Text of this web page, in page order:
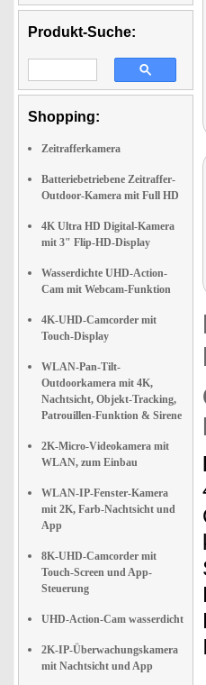
Produkt-Suche:
Shopping:
Zeitrafferkamera
Batteriebetriebene Zeitraffer-
Outdoor-Kamera mit Full HD
4K Ultra HD Digital-Kamera
mit 3" Flip-HD-Display
Wasserdichte UHD-Action-
Cam mit Webcam-Funktion
4K-UHD-Camcorder mit
Touch-Display
WLAN-Pan-Tilt-
Outdoorkamera mit 4K,
Nachtsicht, Objekt-Tracking,
Patrouillen-Funktion & Sirene
2K-Micro-Videokamera mit
WLAN, zum Einbau
WLAN-IP-Fenster-Kamera
mit 2K, Farb-Nachtsicht und
App
8K-UHD-Camcorder mit
Touch-Screen und App-
Steuerung
UHD-Action-Cam wasserdicht
2K-IP-Überwachungskamera
mit Nachtsicht und App